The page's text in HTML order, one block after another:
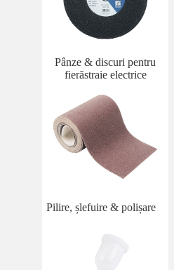
Pânze & discuri pentru
fierăstraie electrice
Pilire, șlefuire & polișare